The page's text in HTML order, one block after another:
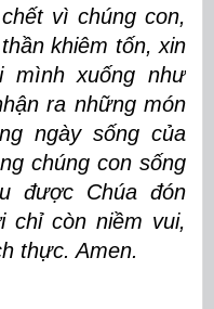
vì chúng con,
khiêm tốn, xin
mình xuống như
ra những món
ngày sống của
chúng con sống
được Chúa đón
chỉ còn niềm vui,
thực. Amen.